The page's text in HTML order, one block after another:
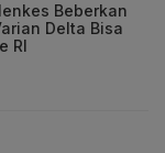
Beberkan
Delta Bisa
RI